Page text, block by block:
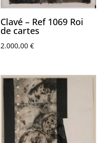
Clavé – Ref 1069 Roi
de cartes
2.000,00€